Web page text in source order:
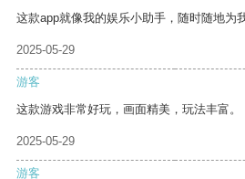
这款app就像我的娱乐小助手，随时随地为
2025-05-29
游客
这款游戏非常好玩，画面精美，玩法丰富。
2025-05-29
游客